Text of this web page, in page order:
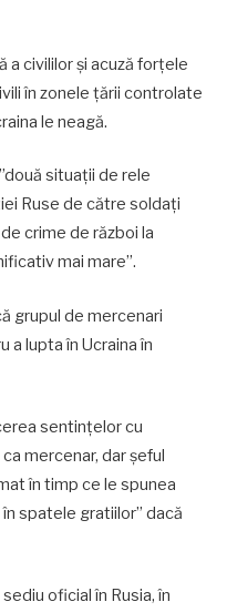
a civililor şi acuză forţele
în zonele ţării controlate
le neagă.
situaţii de rele
Ruse de către soldaţi
crime de război la
mai mare”.
grupul de mercenari
lupta în Ucraina în
sentinţelor cu
mercenar, dar şeful
în timp ce le spunea
spatele gratiilor” dacă
oficial în Rusia, în